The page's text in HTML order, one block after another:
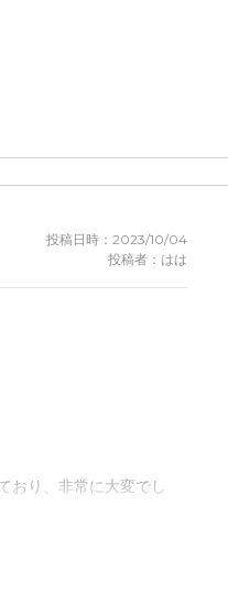
投稿日時：2023/10/04
投稿者：はは
おり、非常に大変でし